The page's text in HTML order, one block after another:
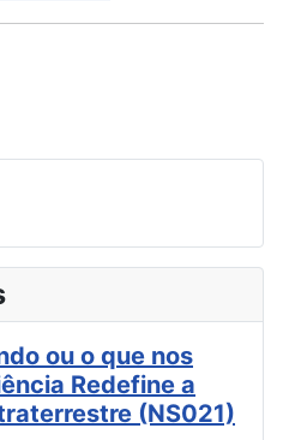
ou o que nos
Redefine a
(NS021)